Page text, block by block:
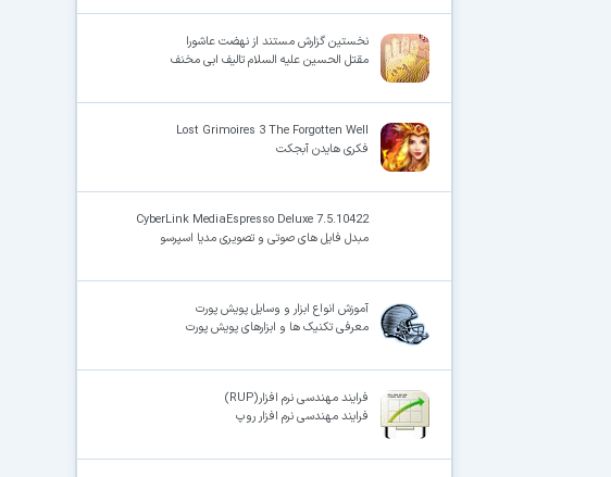
نخستین گزارش مستند از نهضت عاشورا
مقتل الحسین علیه السلام تالیف ابی مخنف
Lost Grimoires 3 The Forgotten Well
فکری هایدن آبجکت
CyberLink MediaEspresso Deluxe 7.5.10422
مبدل فایل های صوتی و تصویری مدیا اسپرسو
آموزش انواع ابزار و وسایل پویش پورت
معرفی تکنیک ها و ابزارهای پویش پورت
فرایند مهندسی نرم افزار(RUP)
فرایند مهندسی نرم افزار روپ